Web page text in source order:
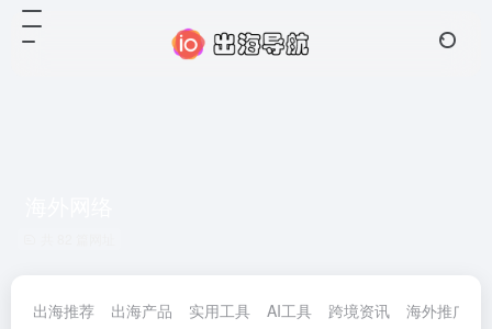
出海推荐 出海产品 实用工具 AI工具 跨境资讯 海外推广